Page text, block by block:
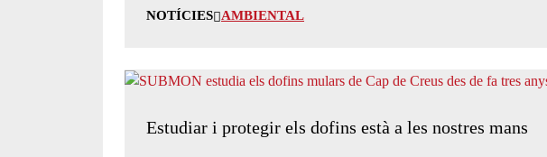
NOTÍCIES AMBIENTAL
Estudiar i protegir els dofins està a les nostres mans